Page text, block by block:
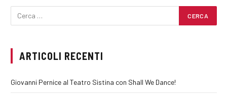
ARTICOLI RECENTI
Giovanni Pernice al Teatro Sistina con Shall We Dance!